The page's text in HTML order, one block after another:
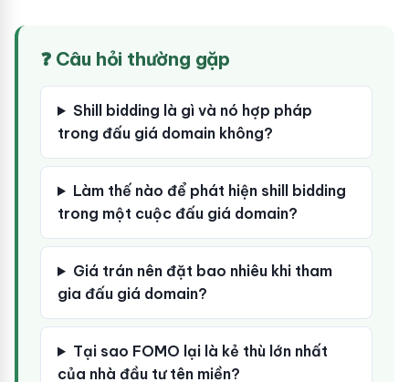
❓ Câu hỏi thường gặp
Shill bidding là gì và nó hợp pháp
trong đấu giá domain không?
Làm thế nào để phát hiện shill bidding
trong một cuộc đấu giá domain?
Giá trán nên đặt bao nhiêu khi tham
gia đấu giá domain?
Tại sao FOMO lại là kẻ thù lớn nhất
của nhà đầu tư tên miền?